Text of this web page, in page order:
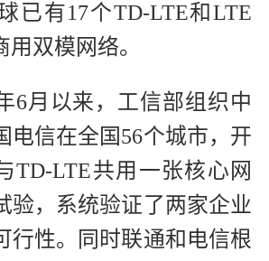
已有17个TD-LTE和LTE
双模网络。
6月以来，工信部组织中
电信在全国56个城市，开
TD-LTE共用一张核心网
验，系统验证了两家企业
行性。同时联通和电信根